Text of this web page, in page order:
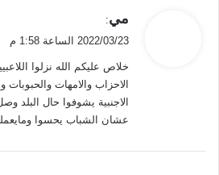
ل
مي:
2022/03/23 الساعة 1:58 م
خلاص عليكم الله نزلوا
الاحزاب والامهات
الاجنبية يشوفوا حال البلد
عشان الشباب يحسوا